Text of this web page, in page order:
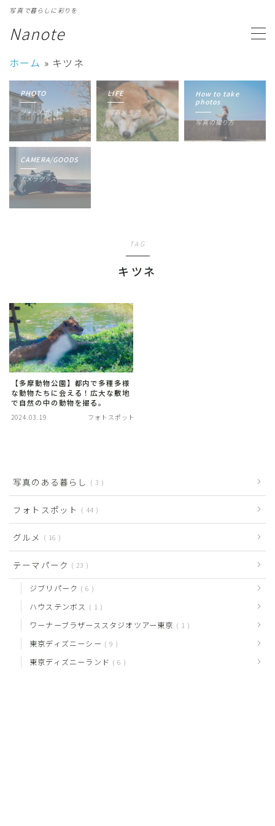
Nanote
写真で暮らしに彩りを
MENU
カテゴリ一覧 Category
写真ギャラリー Gallery
プロフィール
ホーム » キツネ
フォトスポット
PHOTO
写真×生活
LIFE
写真の撮り方
How to take
photos
カメラグッズ
CAMERA/GOODS
TAG
キツネ
【多摩動物公園】都内で多種多様
な動物たちに会える！広大な敷地
で自然の中の動物を撮る。
2024.03.19 フォトスポット
写真のある暮らし 3
フォトスポット 44
グルメ 16
テーマパーク 23
ジブリパーク 6
ハウステンボス 1
ワーナーブラザーススタジオツアー東京 1
東京ディズニーシー 9
東京ディズニーランド 6